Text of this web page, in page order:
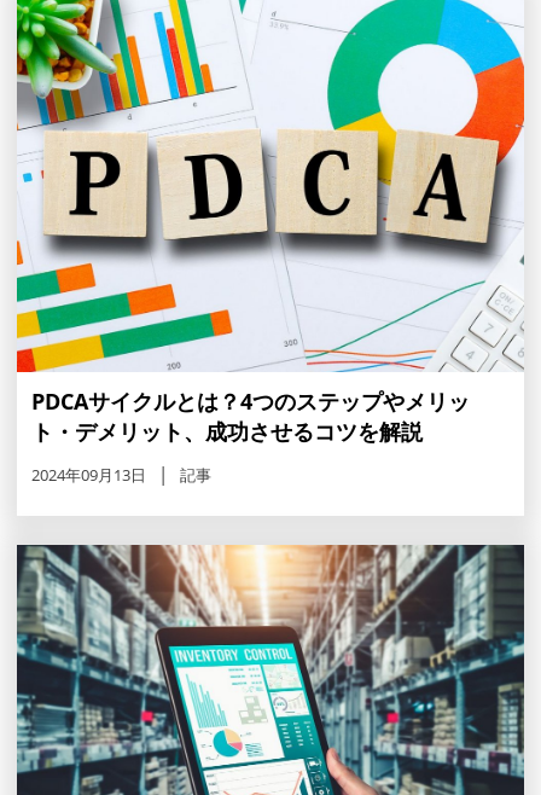
PDCAサイクルとは？4つのステップやメリッ
ト・デメリット、成功させるコツを解説
2024年09月13日 記事